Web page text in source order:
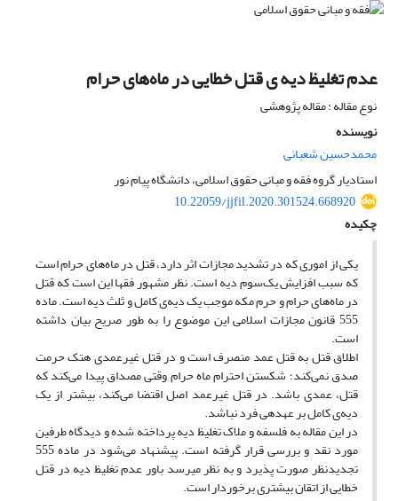
عدم تغلیظ دیه ی قتل خطایی در ماه‌های حرام
نوع مقاله : مقاله پژوهشی
نویسنده
محمدحسین شعبانی
استادیار گروه فقه و مبانی حقوق اسلامی، دانشگاه پیام نور
10.22059/jjfil.2020.301524.668920
چکیده
یکی از اموری که در تشدید مجازات اثر دارد، قتل در ماه‌های حرام است
که سبب افزایش یک‌سوم دیه است. نظر مشهور فقها این است که قتل
در ماه‌های حرام و حرم مکه موجب یک دیه‌ی کامل و ثلث دیه است. ماده
555 قانون مجازات اسلامی این موضوع را به طور صریح بیان داشته
است.
اطلاق قتل به قتل عمد منصرف است و در قتل غیرعمدی هتک حرمت
صدق نمی‌کند؛ شکستن احترام ماه حرام وقتی مصداق پیدا می‌کند که
قتل، عمدی باشد. در قتل غیرعمد اصل اقتضا می‌کند، بیشتر از یک
دیه‌ی کامل بر عهده­ی فرد نباشد.
در این مقاله به فلسفه و ملاک تغلیظ دیه پرداخته شده و دیدگاه طرفین
مورد نقد و بررسی قرار گرفته است. پیشنهاد می‌شود در ماده 555
تجدیدنظر صورت پذیرد و به نظر می­رسد باور عدم تغلیظ دیه در قتل
خطایی از اتقان بیشتری برخوردار است.